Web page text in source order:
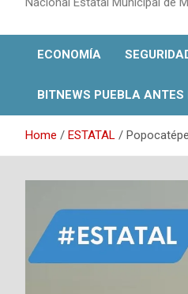
ECONOMÍA
BITNEWS PUEBLA
Home ESTATAL